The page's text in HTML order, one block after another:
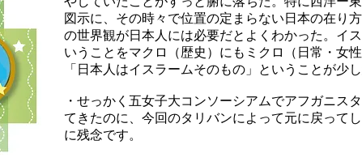
図示に、その時々で位置の定まらない日本の在り
の世界観が日本人には必要だとよくわかった。イ
いうことをマクロ（歴史）にもミクロ（日常・女
「日本人はイスラームそのもの」ということが少し
・せっかく五女子大コンソーシアムでアフガニス
てきたのに、今回のタリバンによって元に戻って
に残念です。